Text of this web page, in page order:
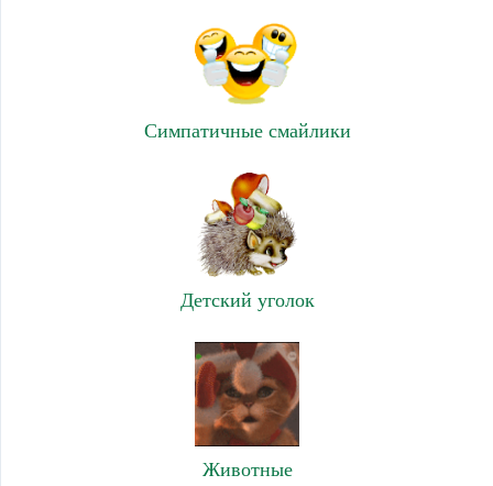
Симпатичные смайлики
Детский уголок
Животные